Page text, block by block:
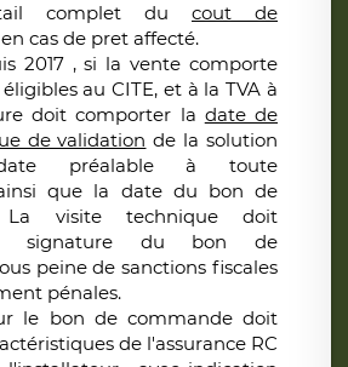
complet du cout de
en cas de pret affecté.
2017 , si la vente comporte
au CITE, et à la TVA à
doit comporter la date de
de validation de la solution
date préalable à toute
que la date du bon de
La visite technique doit
signature du bon de
peine de sanctions fiscales
pénales.
le bon de commande doit
de l'assurance RC